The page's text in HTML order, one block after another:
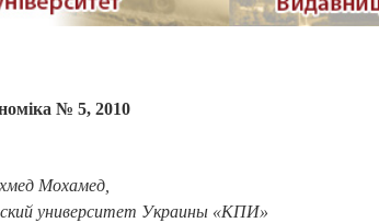
№ 5, 2010
Мохамед
университет Украины «КПИ»